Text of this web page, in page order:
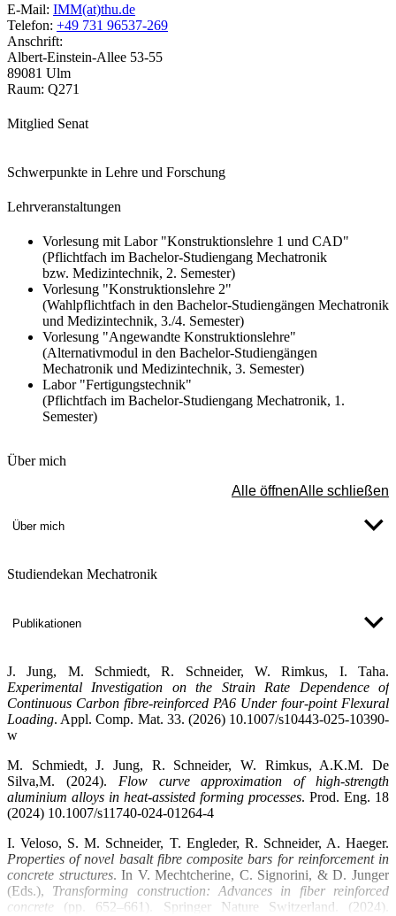
E-Mail: IMM(at)thu.de
Telefon: +49 731 96537-269
Anschrift:
Albert-Einstein-Allee 53-55
89081 Ulm
Raum: Q271
Mitglied Senat
Schwerpunkte in Lehre und Forschung
Lehrveranstaltungen
Vorlesung mit Labor "Konstruktionslehre 1 und CAD"
(Pflichtfach im Bachelor-Studiengang Mechatronik
bzw. Medizintechnik, 2. Semester)
Vorlesung "Konstruktionslehre 2"
(Wahlpflichtfach in den Bachelor-Studiengängen Mechatronik
und Medizintechnik, 3./4. Semester)
Vorlesung "Angewandte Konstruktionslehre"
(Alternativmodul in den Bachelor-Studiengängen
Mechatronik und Medizintechnik, 3. Semester)
Labor "Fertigungstechnik"
(Pflichtfach im Bachelor-Studiengang Mechatronik, 1.
Semester)
Über mich
Alle öffnenAlle schließen
Über mich
Studiendekan Mechatronik
Publikationen
J. Jung, M. Schmiedt,R. Schneider, W. Rimkus, I. Taha.
Experimental Investigation on the Strain Rate Dependence of
Continuous Carbon fibre-reinforced PA6 Under four-point Flexural
Loading. Appl. Comp. Mat. 33. (2026) 10.1007/s10443-025-10390-
w
M. Schmiedt, J. Jung, R. Schneider, W. Rimkus, A.K.M. De
Silva,M. (2024). Flow curve approximation of high-strength
aluminium alloys in heat-assisted forming processes. Prod. Eng. 18
(2024) 10.1007/s11740-024-01264-4
I. Veloso, S. M. Schneider, T. Engleder, R. Schneider, A. Haeger.
Properties of novel basalt fibre composite bars for reinforcement in
concrete structures. In V. Mechtcherine, C. Signorini, & D. Junger
(Eds.), Transforming construction: Advances in fiber reinforced
concrete (pp. 652–661). Springer Nature Switzerland. (2024).